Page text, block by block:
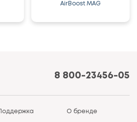
AirBoost MAG
8 800-23456-05
Поддержка О бренде